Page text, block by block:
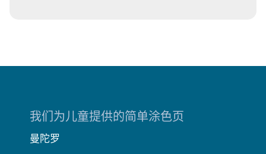
我们为儿童提供的简单涂色页
曼陀罗